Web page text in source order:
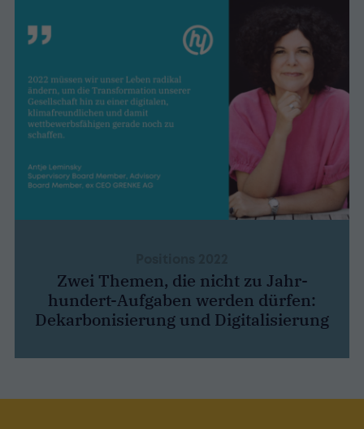
Zwei Themen, die nicht zu Jahr-
hundert-Aufgaben werden dürfen:
Dekarbonisierung und Digitalisierung